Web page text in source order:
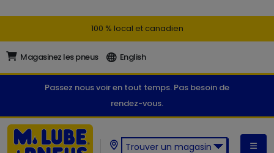
100 % local et canadien
Magasinez les pneus English
Passez nous voir en tout temps. Pas besoin de
rendez-vous.
Trouver un magasin